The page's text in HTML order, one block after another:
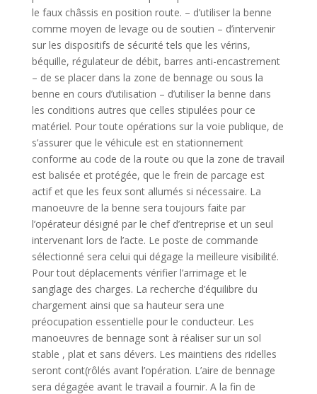
le faux châssis en position route. – d’utiliser la benne
comme moyen de levage ou de soutien – d’intervenir
sur les dispositifs de sécurité tels que les vérins,
béquille, régulateur de débit, barres anti-encastrement
– de se placer dans la zone de bennage ou sous la
benne en cours d’utilisation – d’utiliser la benne dans
les conditions autres que celles stipulées pour ce
matériel. Pour toute opérations sur la voie publique, de
s’assurer que le véhicule est en stationnement
conforme au code de la route ou que la zone de travail
est balisée et protégée, que le frein de parcage est
actif et que les feux sont allumés si nécessaire. La
manoeuvre de la benne sera toujours faite par
l’opérateur désigné par le chef d’entreprise et un seul
intervenant lors de l’acte. Le poste de commande
sélectionné sera celui qui dégage la meilleure visibilité.
Pour tout déplacements vérifier l’arrimage et le
sanglage des charges. La recherche d’équilibre du
chargement ainsi que sa hauteur sera une
préocupation essentielle pour le conducteur. Les
manoeuvres de bennage sont à réaliser sur un sol
stable , plat et sans dévers. Les maintiens des ridelles
seront cont(rôlés avant l’opération. L’aire de bennage
sera dégagée avant le travail a fournir. A la fin de